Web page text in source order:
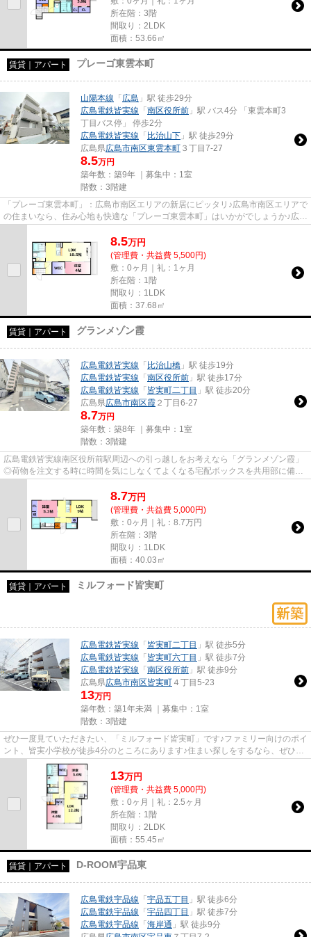
所在階：3階
間取り：2LDK
面積：53.66㎡
賃貸｜アパート プレーゴ東雲本町
山陽本線 「 広島 」駅 徒歩29分
広島電鉄皆実線 「 南区役所前 」駅 バス4分 「東雲本町3
丁目バス停」 停歩2分
広島電鉄皆実線 「 比治山下 」駅 徒歩29分
広島県広島市南区東雲本町 ３丁目7-27
8.5万円
築年数：築9年 ｜募集中： 1室
階数：3階建
「プレーゴ東雲本町」：広島市南区エリアの新居にピッタリ♪広島市南区エリアで
の住まいなら、住み心地も快適な「プレーゴ東雲本町」はいかがでしょうか♪広島
8.5万円
(管理費・共益費 5,500円)
敷：0ヶ月｜礼：1ヶ月
所在階：1階
間取り：1LDK
面積：37.68㎡
賃貸｜アパート グランメゾン霞
広島電鉄皆実線 「 比治山橋 」駅 徒歩19分
広島電鉄皆実線 「 南区役所前 」駅 徒歩17分
広島電鉄皆実線 「 皆実町二丁目 」駅 徒歩20分
広島県広島市南区霞 ２丁目6-27
8.7万円
築年数：築8年 ｜募集中： 1室
階数：3階建
広島電鉄皆実線南区役所前駅周辺への引っ越しをお考えなら「グランメゾン霞」
◎荷物を注文する時に時間を気にしなくてよくなる宅配ボックスを共用部に備え
8.7万円
(管理費・共益費 5,000円)
敷：0ヶ月｜礼：8.7万円
所在階：3階
間取り：1LDK
面積：40.03㎡
賃貸｜アパート ミルフォード皆実町
広島電鉄皆実線 「 皆実町二丁目 」駅 徒歩5分
広島電鉄皆実線 「 皆実町六丁目 」駅 徒歩7分
広島電鉄皆実線 「 南区役所前 」駅 徒歩9分
広島県広島市南区皆実町 ４丁目5-23
13万円
築年数：築1年未満 ｜募集中： 1室
階数：3階建
ぜひ一度見ていただきたい、「ミルフォード皆実町」です♪ファミリー向けのポイ
ント、皆実小学校が徒歩4分のところにあります♪住まい探しをするなら、ぜひ当
社にお任せを！お客様が満足...
13万円
(管理費・共益費 5,000円)
敷：0ヶ月｜礼：2.5ヶ月
所在階：1階
間取り：2LDK
面積：55.45㎡
賃貸｜アパート D-ROOM宇品東
広島電鉄宇品線 「 宇品五丁目 」駅 徒歩6分
広島電鉄宇品線 「 宇品四丁目 」駅 徒歩7分
広島電鉄宇品線 「 海岸通 」駅 徒歩9分